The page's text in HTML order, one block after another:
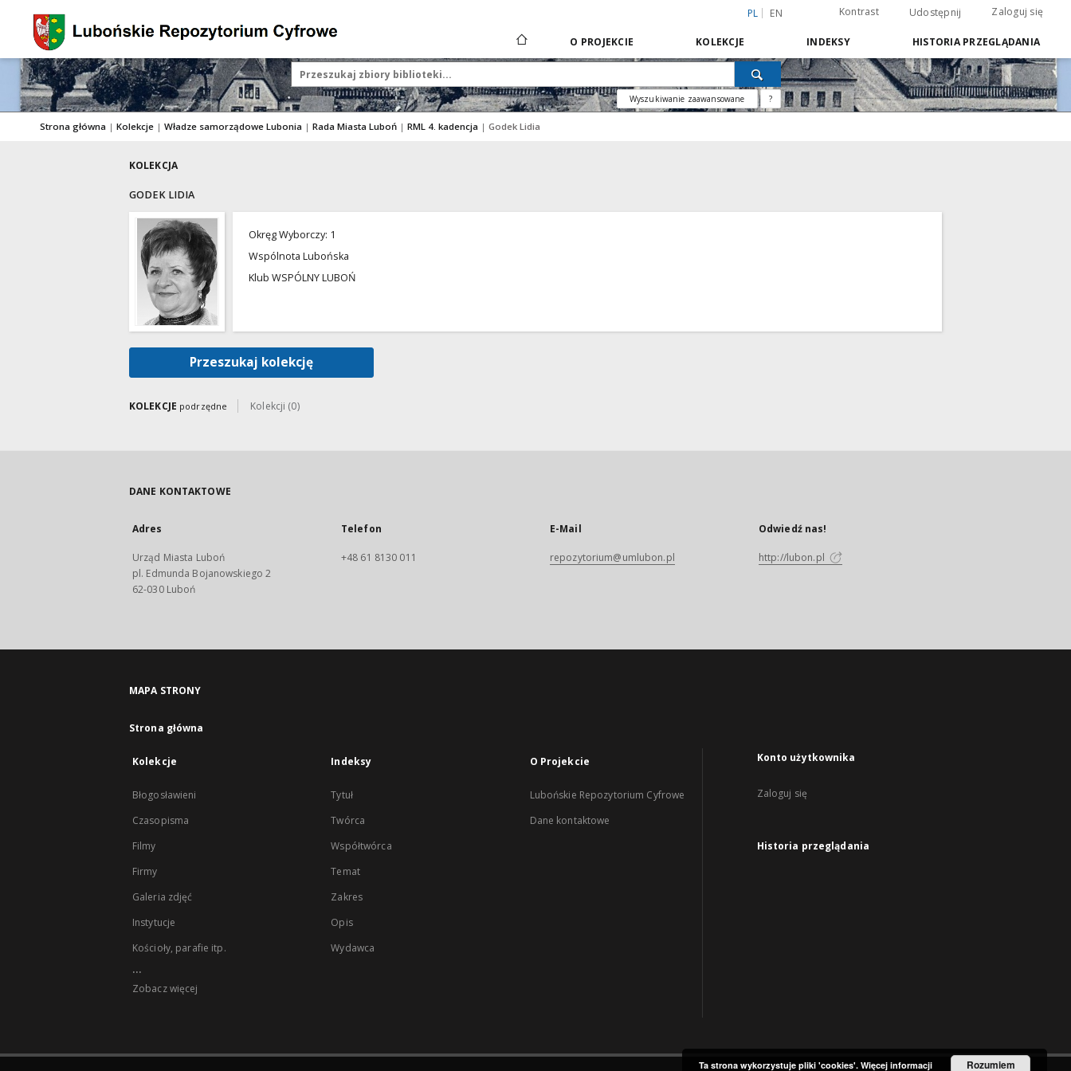
PL EN Kontrast Udostępnij Zaloguj się
O PROJEKCIE KOLEKCJE INDEKSY HISTORIA PRZEGLĄDANIA
Wyszukiwanie zaawansowane ?
Strona główna | Kolekcje | Władze samorządowe Lubonia | Rada Miasta Luboń | RML 4. kadencja | Godek Lidia
KOLEKCJA
GODEK LIDIA
Okręg Wyborczy: 1
Wspólnota Lubońska
Klub WSPÓLNY LUBOŃ
Przeszukaj kolekcję
KOLEKCJE podrzędne Kolekcji (0)
DANE KONTAKTOWE
Adres
Urząd Miasta Luboń
pl. Edmunda Bojanowskiego 2
62-030 Luboń
Telefon
+48 61 8130 011
E-Mail
repozytorium@umlubon.pl
Odwiedź nas!
http://lubon.pl
MAPA STRONY
Strona główna
Kolekcje
Błogosławieni
Czasopisma
Filmy
Firmy
Galeria zdjęć
Instytucje
Kościoły, parafie itp.
...
Zobacz więcej
Indeksy
Tytuł
Twórca
Współtwórca
Temat
Zakres
Opis
Wydawca
O Projekcie
Lubońskie Repozytorium Cyfrowe
Dane kontaktowe
Konto użytkownika
Zaloguj się
Historia przeglądania
Ta strona wykorzystuje pliki 'cookies'. Więcej informacji Rozumiem